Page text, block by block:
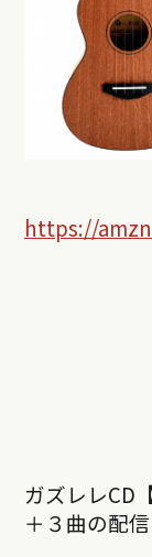
https://
ガズレレCD
＋３曲の配